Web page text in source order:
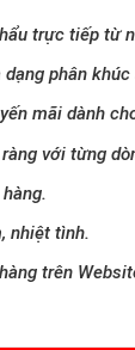
trực tiếp từ
phân
mãi dành
với từng
nhiệt tình.
trên